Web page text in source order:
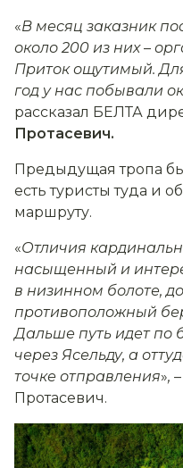
«В месяц заказник
около 200 из них–
Приток ощутимый.
год у нас побывали
рассказал БЕЛТА
Протасевич.
Предыдущая тропа
есть туристы туда и
маршруту.
«Отличия
насыщенный и
в низинном болоте,
противоположный
Дальше путь идет по
через Ясельду, а
точке отправления»,
Протасевич.